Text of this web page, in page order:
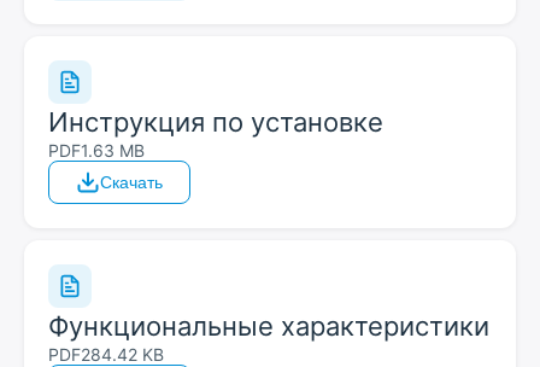
Инструкция по установке
PDF1.63 MB
Скачать
Функциональные характеристики
PDF284.42 KB